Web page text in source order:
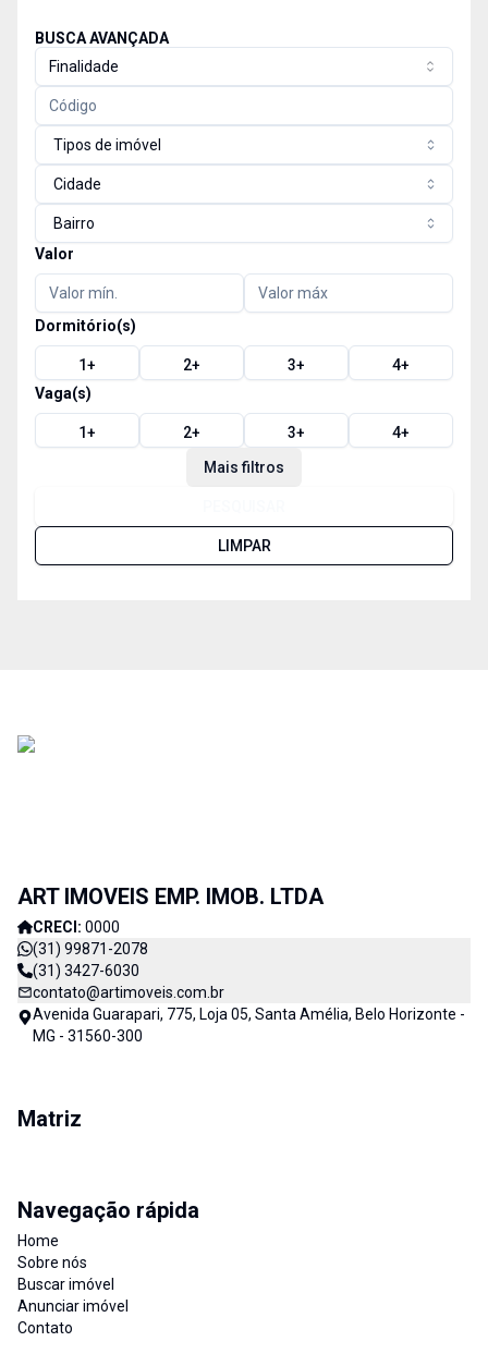
BUSCA AVANÇADA
Finalidade
Tipos de imóvel
Cidade
Bairro
Valor
Dormitório(s)
1+ 2+ 3+ 4+
Vaga(s)
1+ 2+ 3+ 4+
Mais filtros
LIMPAR
ART IMOVEIS EMP. IMOB. LTDA
CRECI: 0000
(31) 99871-2078
(31) 3427-6030
contato@artimoveis.com.br
Avenida Guarapari, 775, Loja 05, Santa Amélia, Belo Horizonte -
MG - 31560-300
Matriz
Navegação rápida
Home
Sobre nós
Buscar imóvel
Anunciar imóvel
Contato